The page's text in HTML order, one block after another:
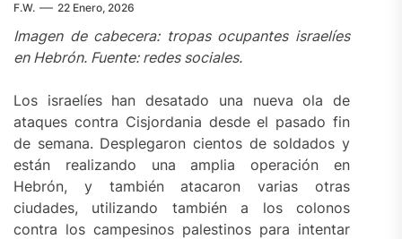
F.W. 22 Enero, 2026
Imagen de cabecera: tropas ocupantes israelíes
en Hebrón. Fuente: redes sociales.
Los israelíes han desatado una nueva ola de
ataques contra Cisjordania desde el pasado fin
de semana. Desplegaron cientos de soldados y
están realizando una amplia operación en
Hebrón, y también atacaron varias otras
ciudades, utilizando también a los colonos
contra los campesinos palestinos para intentar